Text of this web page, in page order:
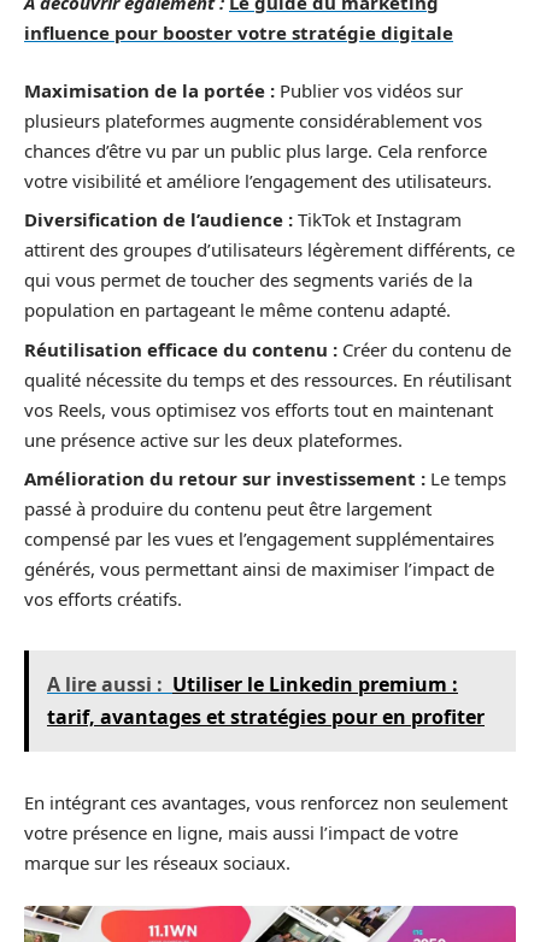
influence pour booster votre stratégie digitale
Maximisation de la portée : Publier vos vidéos sur
plusieurs plateformes augmente considérablement vos
chances d’être vu par un public plus large. Cela renforce
votre visibilité et améliore l’engagement des utilisateurs.
Diversification de l’audience : TikTok et Instagram
attirent des groupes d’utilisateurs légèrement différents, ce
qui vous permet de toucher des segments variés de la
population en partageant le même contenu adapté.
Réutilisation efficace du contenu : Créer du contenu de
qualité nécessite du temps et des ressources. En réutilisant
vos Reels, vous optimisez vos efforts tout en maintenant
une présence active sur les deux plateformes.
Amélioration du retour sur investissement : Le temps
passé à produire du contenu peut être largement
compensé par les vues et l’engagement supplémentaires
générés, vous permettant ainsi de maximiser l’impact de
vos efforts créatifs.
A lire aussi : Utiliser le Linkedin premium :
tarif, avantages et stratégies pour en profiter
En intégrant ces avantages, vous renforcez non seulement
votre présence en ligne, mais aussi l’impact de votre
marque sur les réseaux sociaux.